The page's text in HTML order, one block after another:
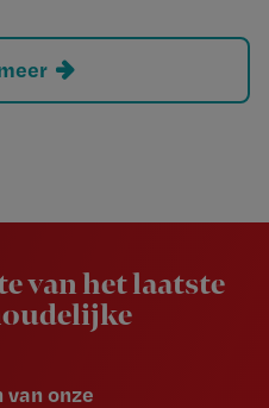
van het laatste
van onze